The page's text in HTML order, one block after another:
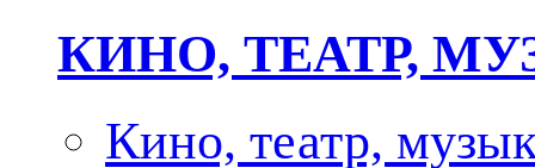
КИНО, ТЕАТР,
Кино, театр,